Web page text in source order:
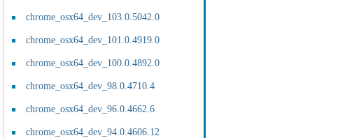
chrome_osx64_dev_103.0.5042.0
chrome_osx64_dev_101.0.4919.0
chrome_osx64_dev_100.0.4892.0
chrome_osx64_dev_98.0.4710.4
chrome_osx64_dev_96.0.4662.6
chrome_osx64_dev_94.0.4606.12